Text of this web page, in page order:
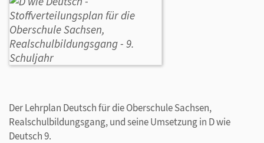
Der Lehrplan Deutsch für die Oberschule Sachsen,
Realschulbildungsgang, und seine Umsetzung in D wie
Deutsch 9.